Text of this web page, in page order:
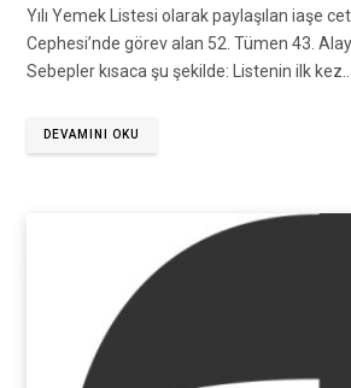
Yılı Yemek Listesi olarak paylaşılan iaşe
Cephesi’nde görev alan 52. Tümen 43.
Sebepler kısaca şu şekilde: Listenin ilk kez…
DEVAMINI OKU